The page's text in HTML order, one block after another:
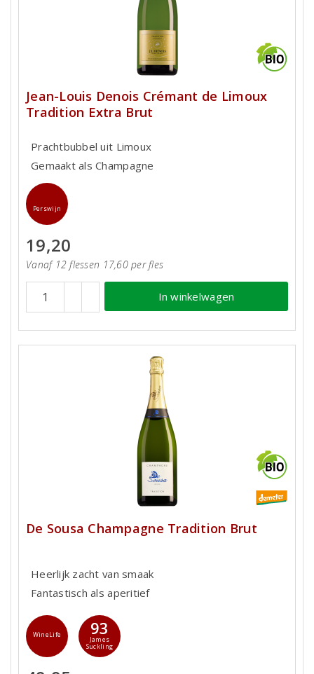
Jean-Louis Denois Crémant de Limoux
Tradition Extra Brut
Prachtbubbel uit Limoux
Gemaakt als Champagne
Perswijn
19,20
Vanaf 12 flessen 17,60 per fles
In winkelwagen
De Sousa Champagne Tradition Brut
Heerlijk zacht van smaak
Fantastisch als aperitief
WineLife 93
James
Suckling